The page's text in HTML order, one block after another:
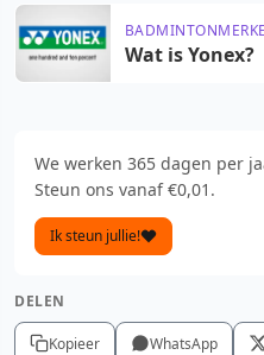
Wat is Yonex?
We werken 365 dagen per
Steun ons vanaf €0,01.
Ik steun jullie!
DELEN
Kopieer WhatsApp